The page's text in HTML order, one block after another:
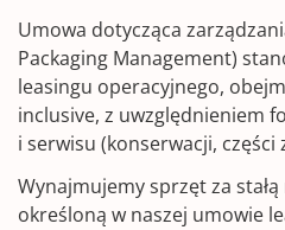
Umowa dotycząca
Packaging Management)
leasingu operacyjnego,
inclusive, z uwzględnieniem
i serwisu (konserwacji, części
Wynajmujemy sprzęt za
określoną w naszej umowie